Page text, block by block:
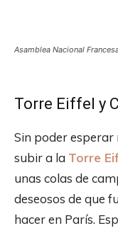
Asamblea Nacional
Torre Eiffel y
Sin poder esperar
subir a la Torre
unas colas de
deseosos de que
hacer en París.